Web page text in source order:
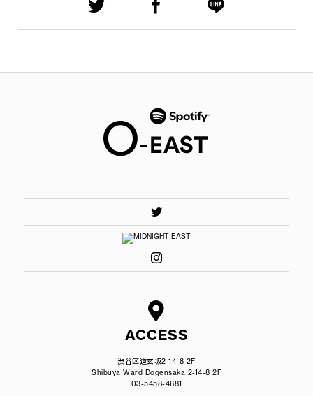
ACCESS
渋谷区道玄坂2-14-8 2F
Shibuya Ward Dogensaka 2-14-8 2F
03-5458-4681